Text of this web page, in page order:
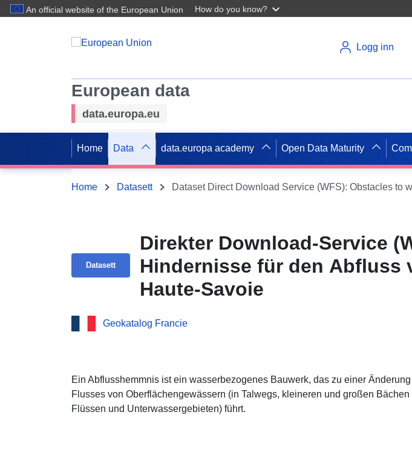
An official website of the European Union How do you know?
Logg inn
European data
data.europa.eu
Home Data data.europa academy Open Data Maturity
Home Datasett
Datasett
Direkter Download-Service
Hindernisse für den Abfluss
Haute-Savoie
Geokatalog Francie
Ein Abflusshemmnis ist ein wasserbezogenes Bauwerk, das zu einer
Flusses von Oberflächengewässern (in Talwegs, kleineren und großen Bächen
Flüssen und Unterwassergebieten) führt.